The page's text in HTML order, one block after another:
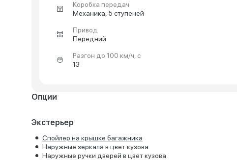
Коробка передач
Механика, 5 ступеней
Привод
Передний
Разгон до 100 км/ч, с
13
Опции
Экстерьер
Спойлер на крышке багажника
Наружные зеркала в цвет кузова
Наружные ручки дверей в цвет кузова